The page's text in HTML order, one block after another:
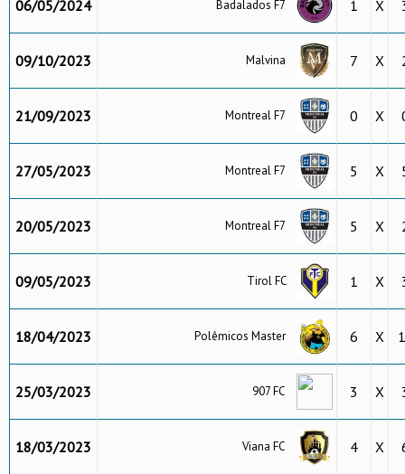
06/05/2024 Badalados F7 1 X
09/10/2023 Malvina 7 X
21/09/2023 Montreal F7 0 X
27/05/2023 Montreal F7 5 X
20/05/2023 Montreal F7 5 X
09/05/2023 Tirol FC 1 X
18/04/2023 Polêmicos Master 6 X
25/03/2023 907 FC 3 X
18/03/2023 Viana FC 4 X